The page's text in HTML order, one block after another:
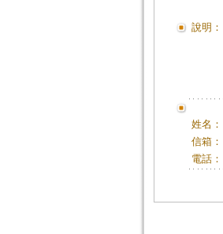
說明：
姓名：
信箱：
電話：